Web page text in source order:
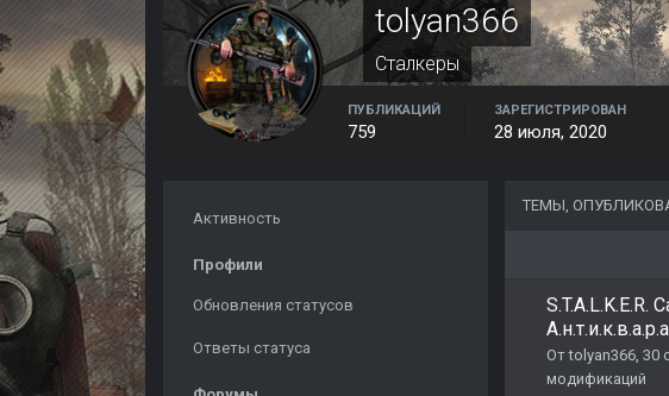
tolyan366
Сталкеры
ПУБЛИКАЦИЙ
759
ЗАРЕГИСТРИРОВАН
28 июля, 2020
Активность
Профили
Обновления статусов
Ответы статуса
ТЕМЫ,
S.T.A.L.K.E.R.
Отtolyan366, 30
модификаций